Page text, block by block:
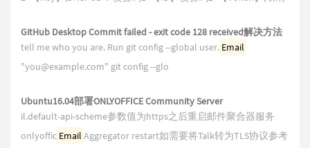
GitHub Desktop Commit failed - exit code 128 received解决方法
tell me who you are. Run git config --global user. Email
"you@example.com" git config --glo
Ubuntu16.04部署ONLYOFFICE Community Server
il.default-api-scheme参数值为https之后重启邮件聚合器服务
onlyoffic Email Aggregator restart如需要将Talk转为TLS协议参考